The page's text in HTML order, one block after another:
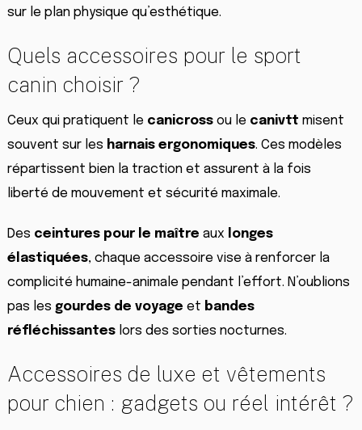
sur le plan physique qu’esthétique.
Quels accessoires pour le sport
canin choisir ?
Ceux qui pratiquent le canicrossou le canivtt misent
souvent sur les harnais ergonomiques. Ces modèles
répartissent bien la traction et assurent à la fois
liberté de mouvement et sécurité maximale.
Des ceintures pour le maître aux
longes
élastiquées, chaque accessoire vise à renforcer la
complicité humaine-animale pendant l’effort. N’oublions
pas les gourdes de voyage et bandes
réfléchissanteslors des sorties nocturnes.
Accessoires de luxe et vêtements
pour chien : gadgets ou réel intérêt ?